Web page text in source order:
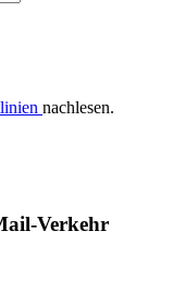
nachlesen.
Verkehr